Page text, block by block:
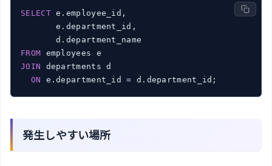
SELECT e.employee_id,
       e.department_id,
FROM
JOIN departments d
ON e.department_id = d.department_id;
発生しやすい場所